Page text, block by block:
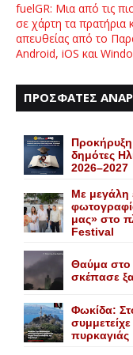
fuelGR: Μια από τις
σε χάρτη τα πρατήρια
απευθείας από το
Android, iOS και
ΠΡΟΣΦΑΤΕΣ
δημότες
2026–2027
Με μεγάλη
μας» στο
Festival
Θαύμα στο
σκέπασε
Φωκίδα:
πυρκαγιάς